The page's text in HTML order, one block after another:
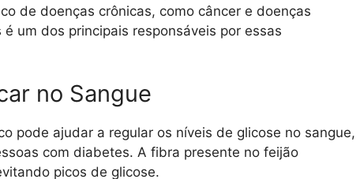
de doenças crônicas, como câncer e doenças
um dos principais responsáveis por essas
no Sangue
pode ajudar a regular os níveis de glicose no sangue,
com diabetes. A fibra presente no feijão
picos de glicose.